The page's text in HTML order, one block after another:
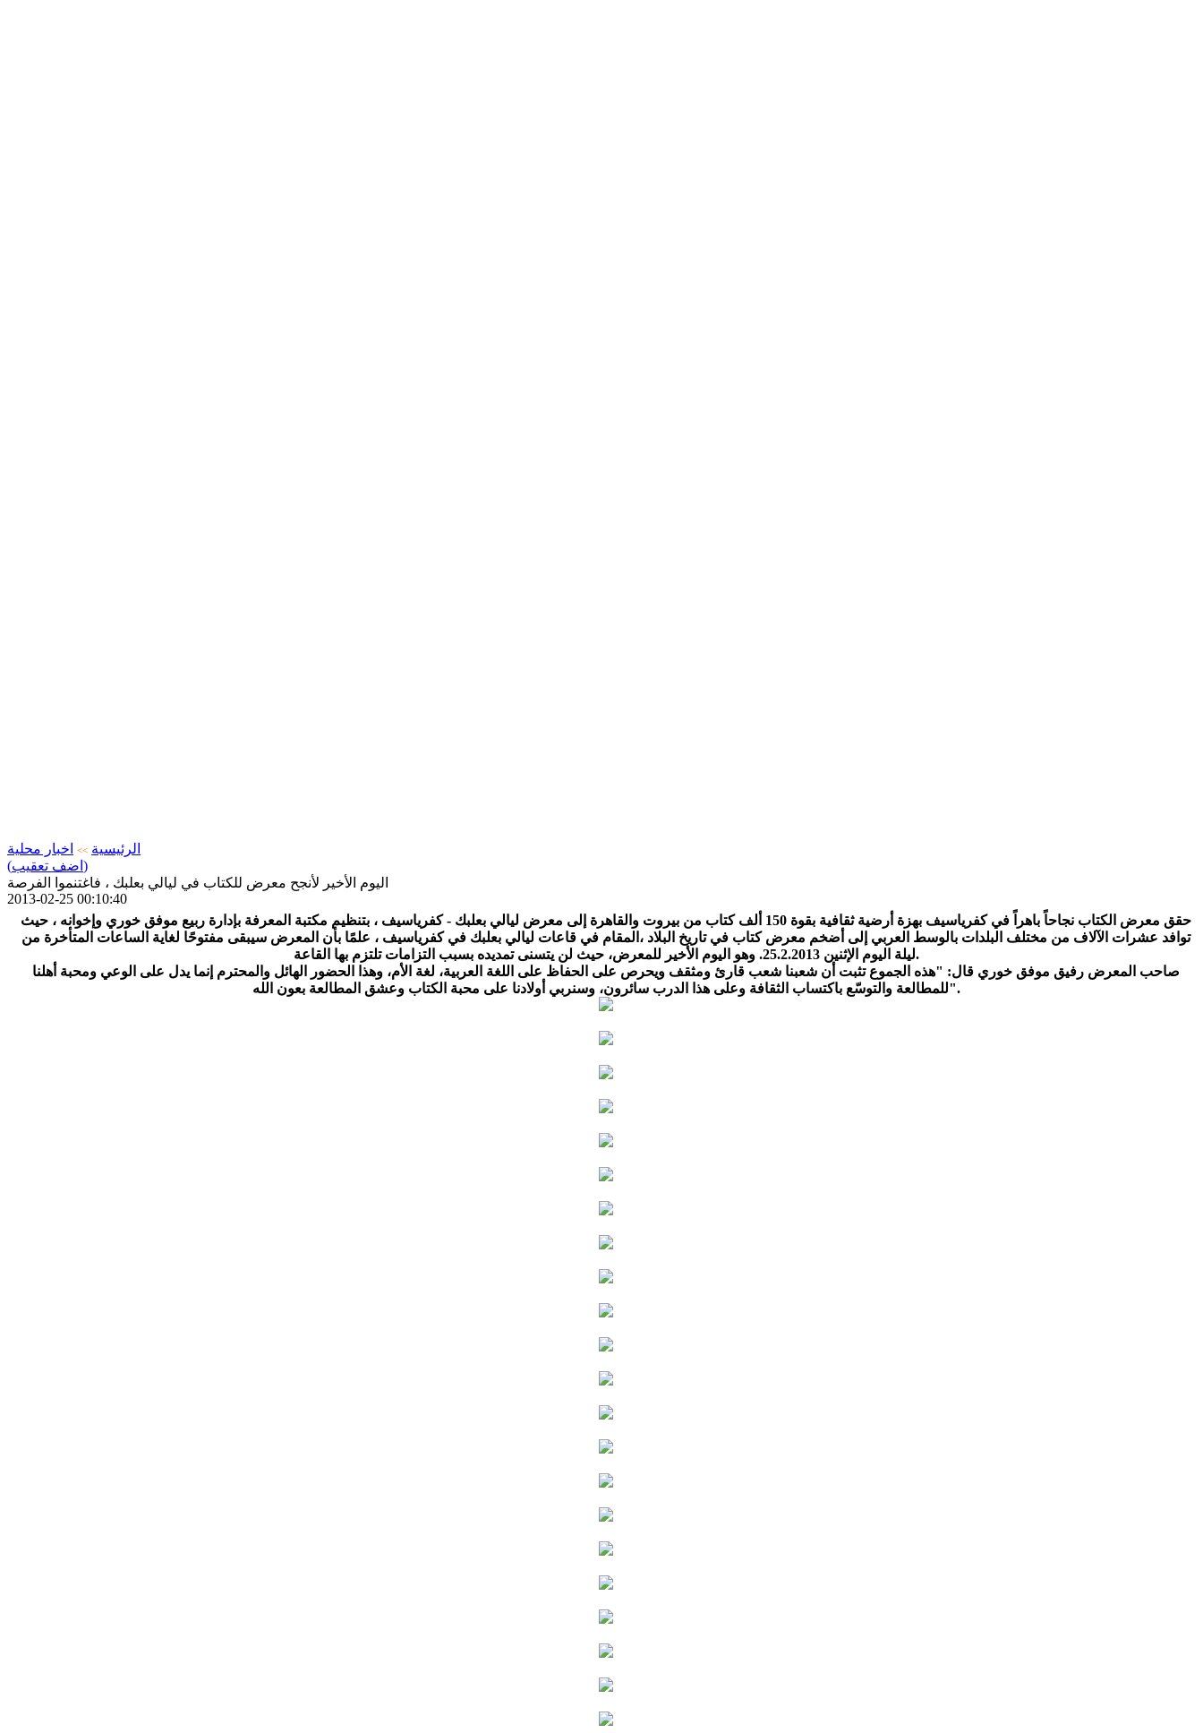
الرئيسية >>
اخبار محلية
(اضف تعقيب)
اليوم الأخير لأنجح معرض للكتاب في ليالي بعلبك ، فاغتنموا الفرصة
2013-02-25 00:10:40
حقق معرض الكتاب نجاحاً باهراً في كفرياسيف بهزة أرضية ثقافية بقوة 150 ألف كتاب من بيروت والقاهرة
إلى معرض ليالي بعلبك - كفرياسيف ، بتنظيم مكتبة المعرفة بإدارة ربيع موفق خوري وإخوانه ، حيث
توافد عشرات الآلاف من مختلف البلدات بالوسط العربي إلى أضخم معرض كتاب في تاريخ البلاد ،المقام في قاعات ليالي بعلبك في كفرياسيف ، علمًا بأن المعرض سيبقى مفتوحًا لغاية الساعات المتأخرة من
ليلة اليوم الإثنين 25.2.2013. وهو اليوم الأخير للمعرض، حيث لن يتسنى تمديده بسبب التزامات تلتزم بها القاعة.
صاحب المعرض رفيق موفق خوري قال: "هذه الجموع تثبت أن شعبنا شعب قارئ ومثقف ويحرص على الحفاظ على اللغة العربية، لغة الأم، وهذا الحضور الهائل والمحترم إنما يدل على الوعي ومحبة أهلنا
للمطالعة والتوسّع باكتساب الثقافة وعلى هذا الدرب سائرون، وسنربي أولادنا على محبة الكتاب وعشق المطالعة بعون الله".